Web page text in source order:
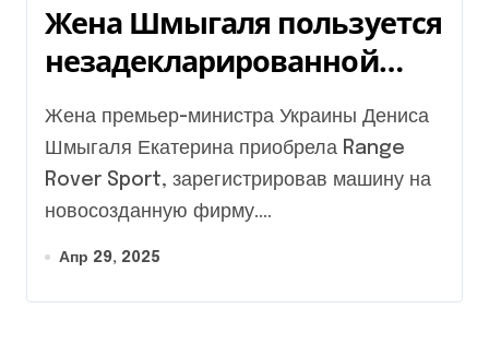
Жена Шмыгаля пользуется
незадекларированной
премиальной машиной, —
расследование (видео)
Жена премьер-министра Украины Дениса
Шмыгаля Екатерина приобрела Range
Rover Sport, зарегистрировав машину на
новосозданную фирму....
Апр 29, 2025